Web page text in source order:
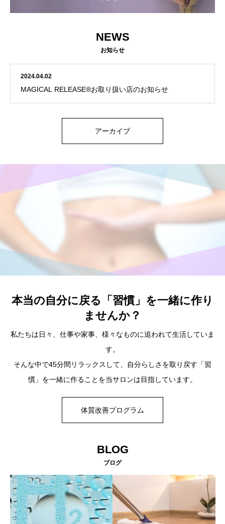
NEWS
お知らせ
2024.04.02
MAGICAL RELEASE®︎お取り扱い店のお知らせ
アーカイブ
本当の自分に戻る「習慣」を一緒に作り
ませんか？
私たちは日々、仕事や家事、様々なものに追われて生活していま
す。
そんな中で45分間リラックスして、自分らしさを取り戻す「習
慣」を一緒に作ることを当サロンは目指しています。
体質改善プログラム
BLOG
ブログ